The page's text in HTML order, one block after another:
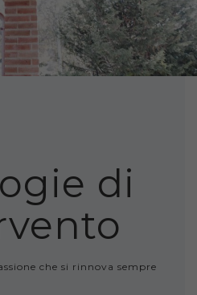
di
che si rinnova sempre